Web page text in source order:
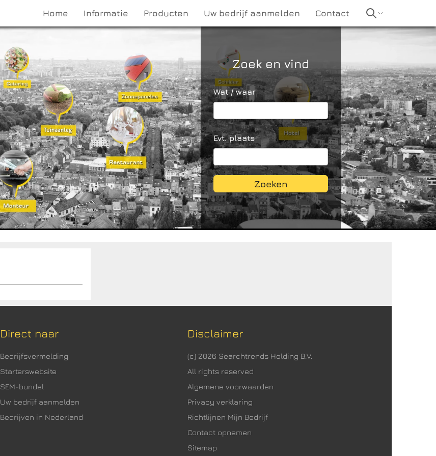
Home Informatie Producten Uw bedrijf aanmelden Contact
Zoek en vind
Wat / waar
Evt. plaats
Zoeken
Direct naar
Bedrijfsvermelding
Starterswebsite
SEM-bundel
Uw bedrijf aanmelden
Bedrijven in Nederland
Disclaimer
(c) 2026 Searchtrends Holding B.V.
All rights reserved
Algemene voorwaarden
Privacy verklaring
Richtlijnen Mijn Bedrijf
Contact opnemen
Sitemap